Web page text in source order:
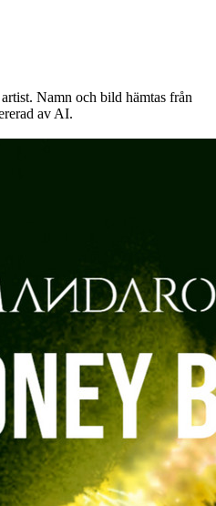
Namn och bild hämtas från
av AI.